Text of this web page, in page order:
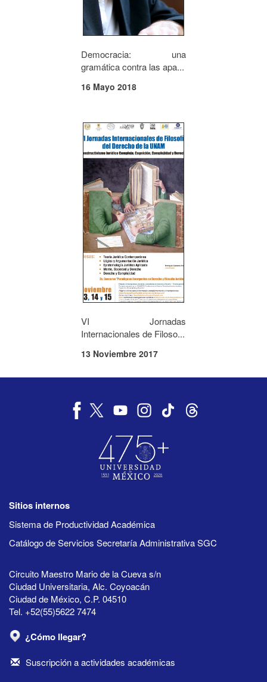
Democracia: una
gramática contra las apa...
16 Mayo 2018
VI Jornadas
Internacionales de Filoso...
13 Noviembre 2017
Sitios internos
Sistema de Productividad Académica
Catálogo de Servicios Secretaría Administrativa SGC
Circuito Maestro Mario de la Cueva s/n
Ciudad Universitaria, Alc. Coyoacán
Ciudad de México, C.P. 04510
Tel. +52(55)5622 7474
¿Cómo llegar?
Suscripción a actividades académicas